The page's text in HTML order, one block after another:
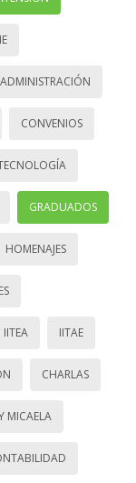
ADMINISTRACIÓN
CONVENIOS
GRADUADOS
HOMENAJES
IITEA IITAE
CHARLAS
MICAELA